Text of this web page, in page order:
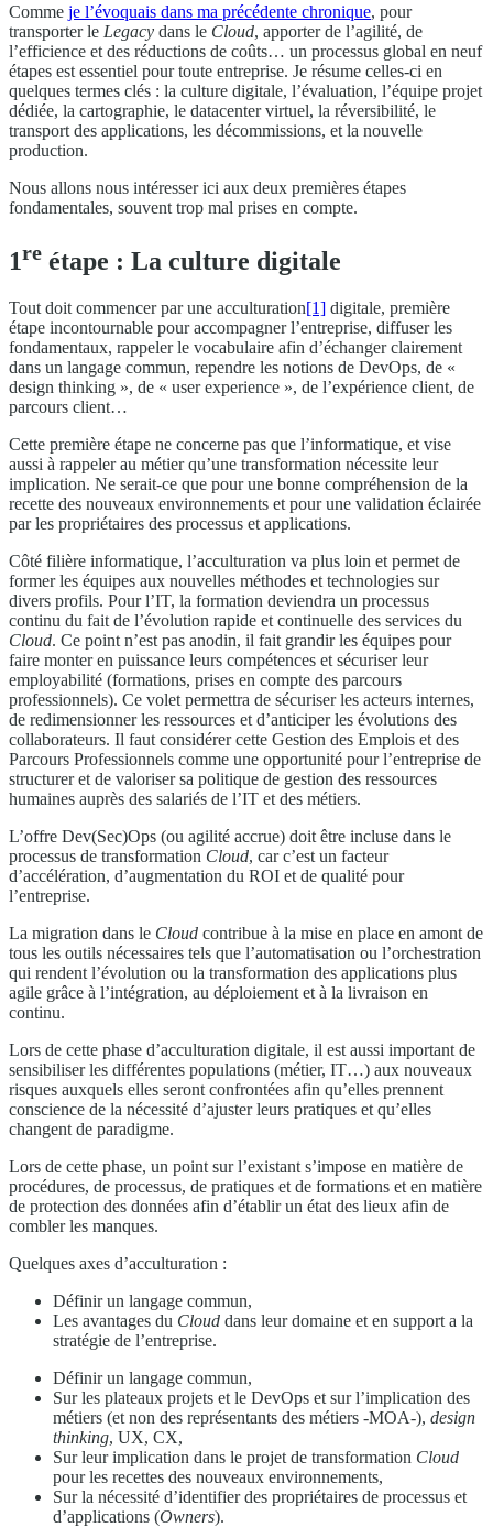
Comme je l’évoquais dans ma précédente chronique, pour
transporter le Legacy dans le Cloud, apporter de l’agilité, de
l’efficience et des réductions de coûts… un processus global en neuf
étapes est essentiel pour toute entreprise. Je résume celles-ci en
quelques termes clés : la culture digitale, l’évaluation, l’équipe projet
dédiée, la cartographie, le datacenter virtuel, la réversibilité, le
transport des applications, les décommissions, et la nouvelle
production.
Nous allons nous intéresser ici aux deux premières étapes
fondamentales, souvent trop mal prises en compte.
1re étape : La culture digitale
Tout doit commencer par une acculturation[1] digitale, première
étape incontournable pour accompagner l’entreprise, diffuser les
fondamentaux, rappeler le vocabulaire afin d’échanger clairement
dans un langage commun, rependre les notions de DevOps, de «
design thinking », de « user experience », de l’expérience client, de
parcours client…
Cette première étape ne concerne pas que l’informatique, et vise
aussi à rappeler au métier qu’une transformation nécessite leur
implication. Ne serait-ce que pour une bonne compréhension de la
recette des nouveaux environnements et pour une validation éclairée
par les propriétaires des processus et applications.
Côté filière informatique, l’acculturation va plus loin et permet de
former les équipes aux nouvelles méthodes et technologies sur
divers profils. Pour l’IT, la formation deviendra un processus
continu du fait de l’évolution rapide et continuelle des services du
Cloud. Ce point n’est pas anodin, il fait grandir les équipes pour
faire monter en puissance leurs compétences et sécuriser leur
employabilité (formations, prises en compte des parcours
professionnels). Ce volet permettra de sécuriser les acteurs internes,
de redimensionner les ressources et d’anticiper les évolutions des
collaborateurs. Il faut considérer cette Gestion des Emplois et des
Parcours Professionnels comme une opportunité pour l’entreprise de
structurer et de valoriser sa politique de gestion des ressources
humaines auprès des salariés de l’IT et des métiers.
L’offre Dev(Sec)Ops (ou agilité accrue) doit être incluse dans le
processus de transformation Cloud, car c’est un facteur
d’accélération, d’augmentation du ROI et de qualité pour
l’entreprise.
La migration dans le Cloud contribue à la mise en place en amont de
tous les outils nécessaires tels que l’automatisation ou l’orchestration
qui rendent l’évolution ou la transformation des applications plus
agile grâce à l’intégration, au déploiement et à la livraison en
continu.
Lors de cette phase d’acculturation digitale, il est aussi important de
sensibiliser les différentes populations (métier, IT…) aux nouveaux
risques auxquels elles seront confrontées afin qu’elles prennent
conscience de la nécessité d’ajuster leurs pratiques et qu’elles
changent de paradigme.
Lors de cette phase, un point sur l’existant s’impose en matière de
procédures, de processus, de pratiques et de formations et en matière
de protection des données afin d’établir un état des lieux afin de
combler les manques.
Quelques axes d’acculturation :
Définir un langage commun,
Les avantages du Cloud dans leur domaine et en support a la
stratégie de l’entreprise.
Définir un langage commun,
Sur les plateaux projets et le DevOps et sur l’implication des
métiers (et non des représentants des métiers -MOA-), design
thinking, UX, CX,
Sur leur implication dans le projet de transformation Cloud
pour les recettes des nouveaux environnements,
Sur la nécessité d’identifier des propriétaires de processus et
d’applications (Owners).